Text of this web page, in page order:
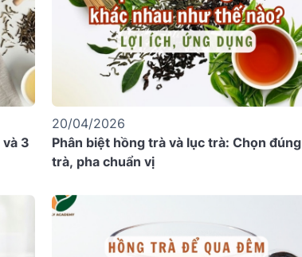
3
20/04/2026
Phân biệt hồng trà và lục trà: Chọn đúng
trà, pha chuẩn vị